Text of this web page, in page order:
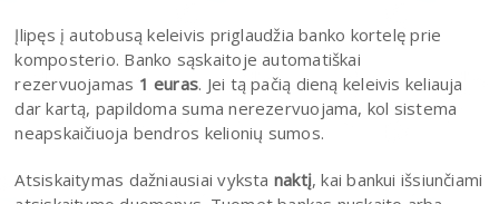
Įlipęs į autobusą keleivis priglaudžia banko kortelę prie
komposterio. Banko sąskaitoje automatiškai
rezervuojamas 1 euras. Jei tą pačią dieną keleivis keliauja
dar kartą, papildoma suma nerezervuojama, kol sistema
neapskaičiuoja bendros kelionių sumos.
Atsiskaitymas dažniausiai vyksta naktį, kai bankui išsiunčiami